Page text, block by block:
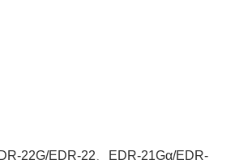
22G/EDR-22、EDR-21Gα/EDR-